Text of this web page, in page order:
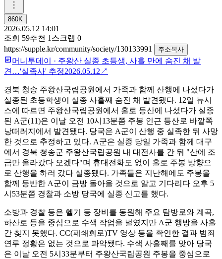
860K
2026.05.12 14:01
조회 59추천 1 스크랩 0
https://supple.kr/community/society/130133991
주소복사
머니투데이 · 주왕산 실종 초등생, 사흘 만에 숨진 채 발
견…'실족사' 추정2026.05.12 ↗
경북 청송 주왕산국립공원에서 가족과 함께 산행에 나섰다가
실종된 초등학생이 실종 사흘째 숨진 채 발견됐다. 12일 뉴시
스에 따르면 주왕산국립공원에서 홀로 등산에 나섰다가 실종
된 A군(11)은 이날 오전 10시13분쯤 주봉 인근 등산로 바깥쪽
낭떠러지에서 발견됐다. 당국은 A군이 산행 중 실족한 뒤 사망
한 것으로 추정하고 있다. A군은 실종 당일 가족과 함께 대구
에서 경북 청송군 주왕산국립공원 내 대전사를 간 뒤 "산에 조
금만 올라갔다 오겠다"며 휴대전화도 없이 홀로 주봉 방향으
로 산행을 하러 갔다 실종됐다. 가족들은 지난해에도 주봉을
함께 등반한 A군이 금방 돌아올 것으로 알고 기다리다 오후 5
시53분쯤 경찰과 소방 당국에 실종 신고를 했다.
소방과 경찰 등은 헬기 등 장비를 동원해 주요 탐방로와 계곡,
하산로 등을 중심으로 수색 작업을 벌였지만 A군 행방을 사흘
간 찾지 못했다. CC(폐쇄회로)TV 영상 등을 확인한 결과 범죄
연루 정황은 없는 것으로 파악됐다. 수색 사흘째를 맞아 당국
은 이날 오전 5시33분부터 주왕산국립공원 주봉을 중심으로